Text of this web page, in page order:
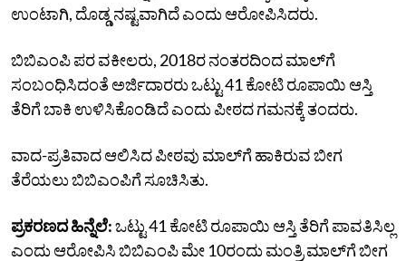
ಉಂಟಾಗಿ, ದೊಡ್ಡ ನಷ್ಟವಾಗಿದೆ ಎಂದು ಆರೋಪಿಸಿದರು.
ಬಿಬಿಎಂಪಿ ಪರ ವಕೀಲರು, 2018ರ ನಂತರದಿಂದ ಮಾಲ್‌ಗೆ
ಸಂಬಂಧಿಸಿದಂತೆ ಅರ್ಜಿದಾರರು ಒಟ್ಟು 41 ಕೋಟಿ ರೂಪಾಯಿ ಆಸ್ತಿ
ತೆರಿಗೆ ಬಾಕಿ ಉಳಿಸಿಕೊಂಡಿದೆ ಎಂದು ಪೀಠದ ಗಮನಕ್ಕೆ ತಂದರು.
ವಾದ-ಪ್ರತಿವಾದ ಆಲಿಸಿದ ಪೀಠವು ಮಾಲ್‌ಗೆ ಹಾಕಿರುವ ಬೀಗ
ತೆರೆಯಲು ಬಿಬಿಎಂಪಿಗೆ ಸೂಚಿಸಿತು.
ಪ್ರಕರಣದ ಹಿನ್ನೆಲೆ:ಒಟ್ಟು 41 ಕೋಟಿ ರೂಪಾಯಿ ಆಸ್ತಿ ತೆರಿಗೆ ಪಾವತಿಸಿಲ್ಲ
ಎಂದು ಆರೋಪಿಸಿ ಬಿಬಿಎಂಪಿ ಮೇ 10ರಂದು ಮಂತ್ರಿ ಮಾಲ್‌ಗೆ ಬೀಗ